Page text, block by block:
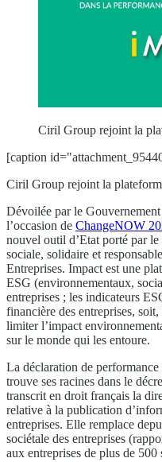
Ciril Group rejoint la
[caption
Ciril Group rejoint la
Dévoilée par le
l’occasion de ChangeNOW
nouvel outil d’Etat porté par le
sociale, solidaire et
Entreprises. Impact est une
ESG (environnementaux,
entreprises ; les indicateurs
financière des entreprises,
limiter l’impact
sur le monde qui les entoure.
La déclaration de
trouve ses racines dans le
transcrit en droit français la
relative à la publication
entreprises. Elle remplace
sociétale des entreprises
aux entreprises de plus de 500